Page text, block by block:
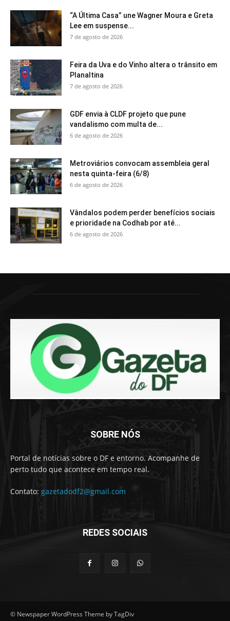
“A Última Casa” une Wagner Moura e Greta
Lee em suspense...
7 de agosto de 2026
Feira da Uva e do Vinho altera o trânsito em
Planaltina
7 de agosto de 2026
GDF envia à CLDF projeto que pune
vandalismo com multa de...
6 de agosto de 2026
Metroviários convocam assembleia geral
nesta quinta-feira (6/8)
6 de agosto de 2026
Vândalos podem perder benefícios sociais
e prioridade na Codhab por até...
6 de agosto de 2026
SOBRE NÓS
Portal de notícias sobre o DF e entorno. Acompanhe de
perto tudo que acontece em tempo real.
Contato: gazetadodf2@gmail.com
REDES SOCIAIS
© Newspaper WordPress Theme by TagDiv